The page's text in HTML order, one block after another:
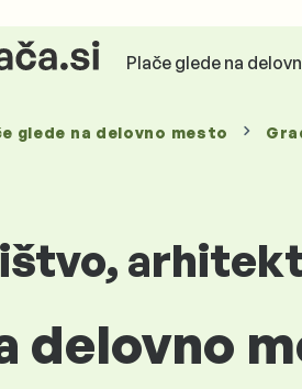
Plače glede na
glede na delovno mesto
delovno